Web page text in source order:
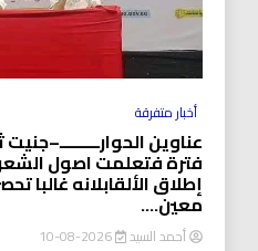
أخبار متفرقة
عناوين
فترة فتعلمت اصول
إطلاق الألقابلانه غالبا
معين….
أحمد السيد 2026-08-10